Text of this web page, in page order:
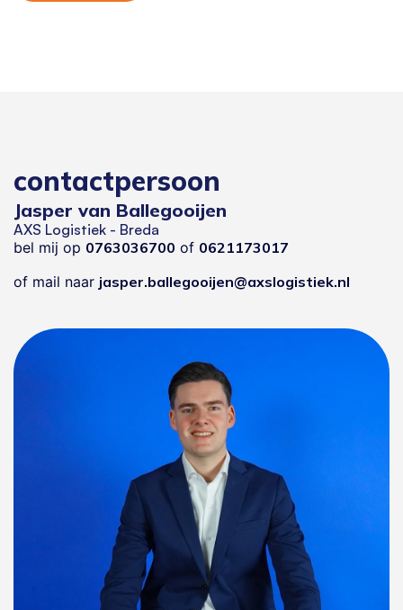
contactpersoon
Jasper van Ballegooijen
AXS Logistiek - Breda
bel mij op 0763036700 of 0621173017
of mail naar jasper.ballegooijen@axslogistiek.nl